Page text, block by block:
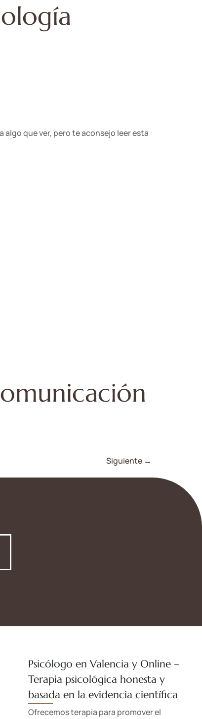
que ver, pero te aconsejo leer esta
Siguiente →
Psicólogo en Valencia y Online –
Terapia psicológica honesta y
basada en la evidencia científica
Ofrecemos terapia para promover el